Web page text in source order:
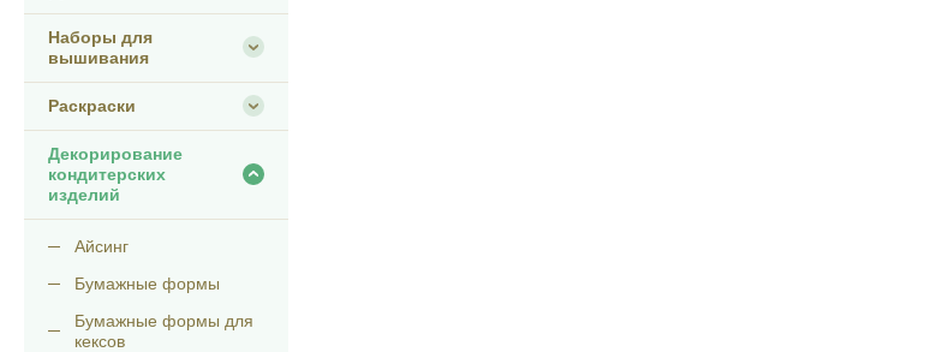
Наборы для
вышивания
Раскраски
Декорирование
кондитерских
изделий
Айсинг
Бумажные формы
Бумажные формы для
кексов